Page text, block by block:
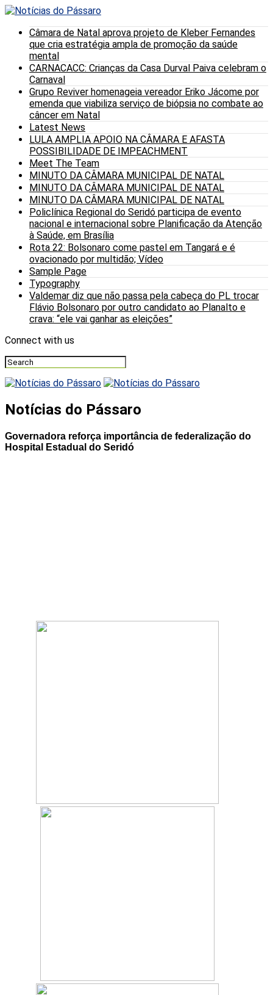
Câmara de Natal aprova projeto de Kleber Fernandes
que cria estratégia ampla de promoção da saúde
mental
CARNACACC: Crianças da Casa Durval Paiva celebram o
Carnaval
Grupo Reviver homenageia vereador Eriko Jácome por
emenda que viabiliza serviço de biópsia no combate ao
câncer em Natal
Latest News
LULA AMPLIA APOIO NA CÂMARA E AFASTA
POSSIBILIDADE DE IMPEACHMENT
Meet The Team
MINUTO DA CÂMARA MUNICIPAL DE NATAL
MINUTO DA CÂMARA MUNICIPAL DE NATAL
MINUTO DA CÂMARA MUNICIPAL DE NATAL
Policlínica Regional do Seridó participa de evento
nacional e internacional sobre Planificação da Atenção
à Saúde, em Brasília
Rota 22: Bolsonaro come pastel em Tangará e é
ovacionado por multidão; Vídeo
Sample Page
Typography
Valdemar diz que não passa pela cabeça do PL trocar
Flávio Bolsonaro por outro candidato ao Planalto e
crava: “ele vai ganhar as eleições”
Connect with us
Notícias do Pássaro
Governadora reforça importância de federalização do
Hospital Estadual do Seridó